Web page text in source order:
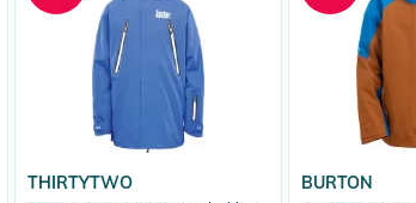
THIRTYTWO BURTON